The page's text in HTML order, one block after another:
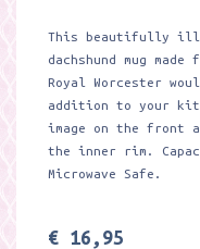
This beautifully
dachshund mug
Royal Worcester
addition to your
image on the front
the inner rim.
Microwave Safe.
€ 16,95